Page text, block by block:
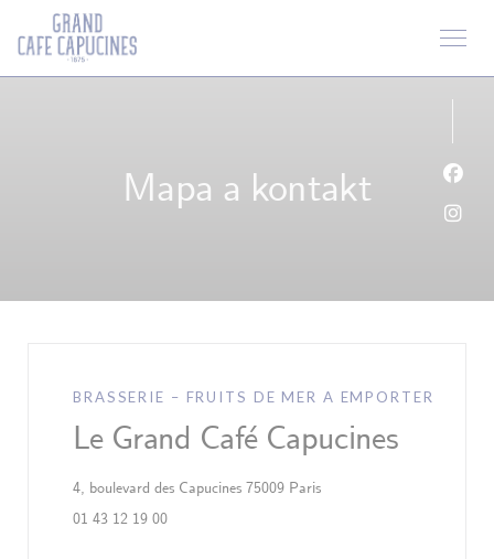
Panel pro správu cookies
Mapa a kontakt
BRASSERIE – FRUITS DE MER A EMPORTER
Le Grand Café Capucines
4, boulevard des Capucines 75009 Paris((otevře se v novém okně))
01 43 12 19 00